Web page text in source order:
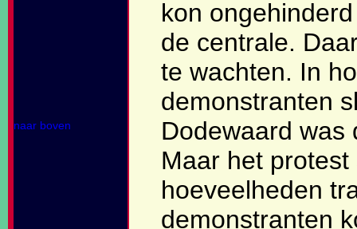
naar boven
kon
de centrale.
te wachten. In
demonstranten
Dodewaard was
Maar het
hoeveelheden
demonstranten